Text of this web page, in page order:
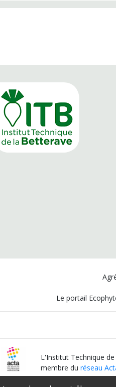
Le portail
L'Institut Technique
membre duréseau